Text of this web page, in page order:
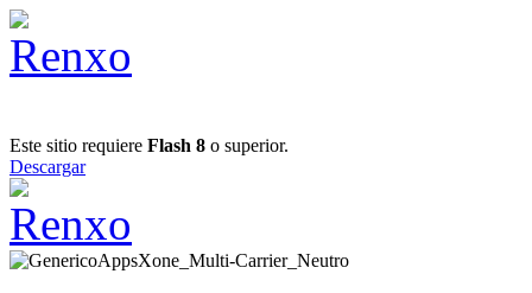
Este sitio requiere Flash 8 o superior.
Descargar